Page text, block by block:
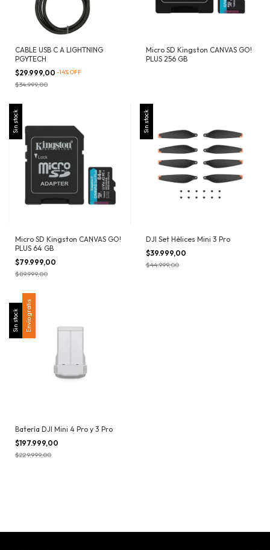
CABLE USB C A LIGHTNING
PGYTECH
$29.999,00 -14%OFF
$34.999,00
Micro SD Kingston CANVAS GO!
PLUS 256 GB
Sin stock
Micro SD Kingston CANVAS GO!
PLUS 64 GB
$79.999,00
$89.999,00
Sin stock
DJI Set Hèlices Mini 3 Pro
$39.999,00
$44.999,00
Sin stock Envío gratis
Batería DJI Mini 4 Pro y 3 Pro
$197.999,00
$229.999,00